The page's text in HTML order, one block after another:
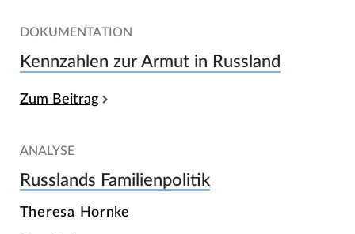
DOKUMENTATION
Kennzahlen zur Armut in Russland
Zum Beitrag
ANALYSE
Russlands Familienpolitik
Theresa Hornke